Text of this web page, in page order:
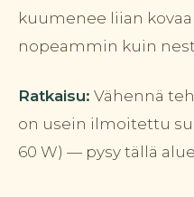
kuumenee liian
nopeammin kuin
Ratkaisu: Vähennä
on usein ilmoitettu
60 W) — pysy tällä